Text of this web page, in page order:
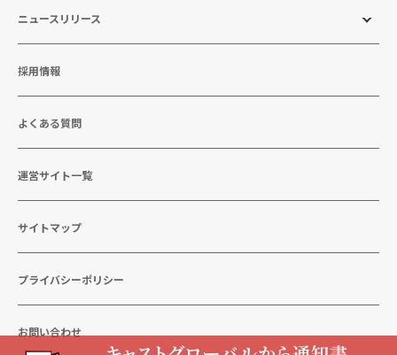
ニュースリリース
採用情報
よくある質問
運営サイト一覧
サイトマップ
プライバシーポリシー
お問い合わせ